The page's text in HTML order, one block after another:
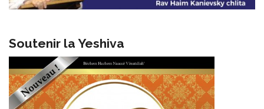
Soutenir la Yeshiva